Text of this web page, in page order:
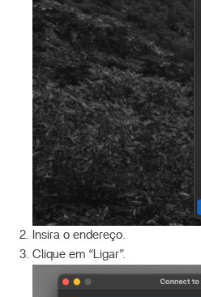
Insira o endereço.
Clique em “Ligar”.